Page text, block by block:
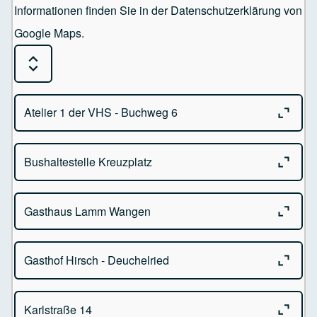
Informationen finden Sie in der Datenschutzerklärung von
Google Maps.
Expand or Collapse all sections
Atelier 1 der VHS - Buchweg 6 Close
Atelier 1 der VHS
Bushaltestelle Kreuzplatz Close
Kreuzplatz - 88239 Wangen im Allgäu
Gasthaus Lamm Wangen Close
Gasthaus Lamm Bindstr. 60
Gasthof Hirsch - Deuchelried Close
Gasthof Hirsch - Kirchplatz 4
Karlstraße 14 Close